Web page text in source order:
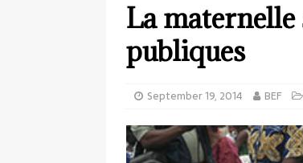
La maternelle
publiques
September 19, 2014 BEF